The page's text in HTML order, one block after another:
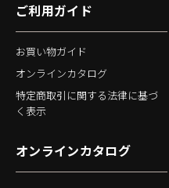
ご利用ガイド
お買い物ガイド
オンラインカタログ
特定商取引に関する法律に基づ
く表示
オンラインカタログ